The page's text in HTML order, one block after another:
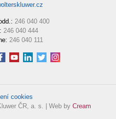
246 040 400
246 040 444
246 040 111
cookies
ČR, a. s. | Web by Cream